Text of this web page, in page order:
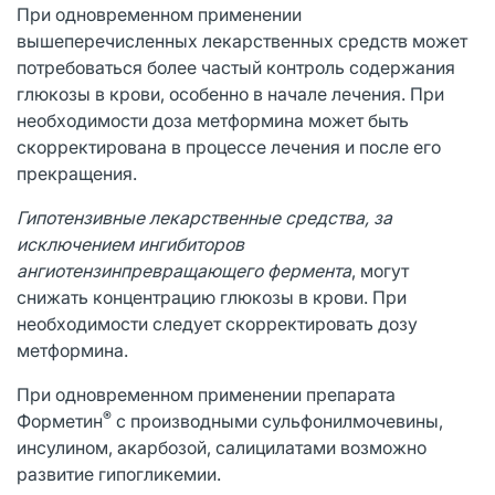
При одновременном применении
вышеперечисленных лекарственных средств может
потребоваться более частый контроль содержания
глюкозы в крови, особенно в начале лечения. При
необходимости доза метформина может быть
скорректирована в процессе лечения и после его
прекращения.
Гипотензивные лекарственные средства, за
исключением ингибиторов
ангиотензинпревращающего фермента, могут
снижать концентрацию глюкозы в крови. При
необходимости следует скорректировать дозу
метформина.
При одновременном применении препарата
Форметин® с производными сульфонилмочевины,
инсулином, акарбозой, салицилатами возможно
развитие гипогликемии.